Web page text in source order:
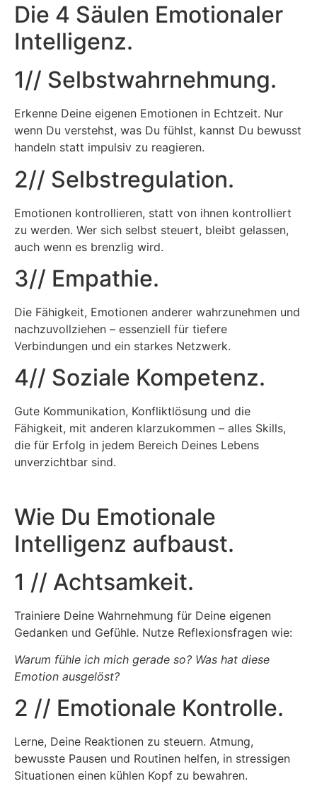
Die 4 Säulen Emotionaler
Intelligenz.
1// Selbstwahrnehmung.
Erkenne Deine eigenen Emotionen in Echtzeit. Nur
wenn Du verstehst, was Du fühlst, kannst Du bewusst
handeln statt impulsiv zu reagieren.
2// Selbstregulation.
Emotionen kontrollieren, statt von ihnen kontrolliert
zu werden. Wer sich selbst steuert, bleibt gelassen,
auch wenn es brenzlig wird.
3// Empathie.
Die Fähigkeit, Emotionen anderer wahrzunehmen und
nachzuvollziehen – essenziell für tiefere
Verbindungen und ein starkes Netzwerk.
4// Soziale Kompetenz.
Gute Kommunikation, Konfliktlösung und die
Fähigkeit, mit anderen klarzukommen – alles Skills,
die für Erfolg in jedem Bereich Deines Lebens
unverzichtbar sind.
Wie Du Emotionale
Intelligenz aufbaust.
1 // Achtsamkeit.
Trainiere Deine Wahrnehmung für Deine eigenen
Gedanken und Gefühle. Nutze Reflexionsfragen wie:
Warum fühle ich mich gerade so? Was hat diese
Emotion ausgelöst?
2 // Emotionale Kontrolle.
Lerne, Deine Reaktionen zu steuern. Atmung,
bewusste Pausen und Routinen helfen, in stressigen
Situationen einen kühlen Kopf zu bewahren.